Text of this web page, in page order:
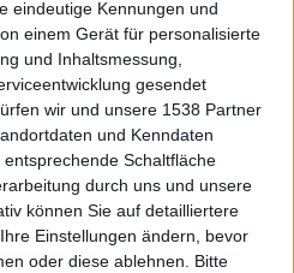
eindeutige Kennungen und
einem Gerät für personalisierte
und Inhaltsmessung,
gesendet
wir und unsere 1538 Partner
und Kenndaten
Schaltfläche
durch uns und unsere
können Sie auf detailliertere
Einstellungen ändern, bevor
oder diese ablehnen.
Bitte
ist wieder typisch MYSTIC
Solo. Das Stück klingt mit
entrückten Keyboards und
„The Grim Reaper“ ein. Es
werdende Spannung auf, eine
entrückten Töne und geht